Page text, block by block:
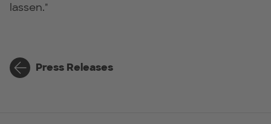
lassen."
Press Releases